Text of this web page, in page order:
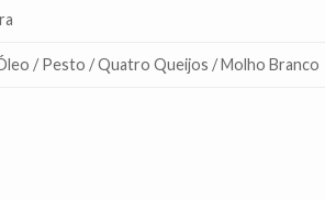
/ Pesto / Quatro Queijos / Molho Branco